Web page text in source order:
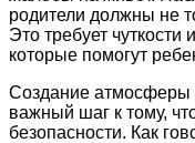
родители должны не
Это требует
которые помогут
Создание
важный шаг к тому,
безопасности. Как